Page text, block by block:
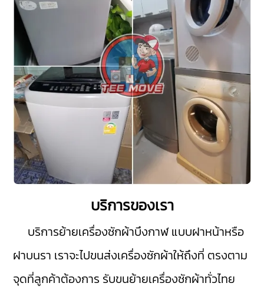
บริการของเรา
บริการย้ายเครื่องซักผ้าบึงกาฬแบบฝาหน้าหรือ
ฝาบนรา เราจะไปขนส่งเครื่องซักผ้าให้ถึงที่ ตรงตาม
จุดที่ลูกค้าต้องการ รับขนย้ายเครื่องซักผ้าทั่วไทย